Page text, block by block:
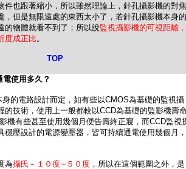
件也跟著縮小，所以雖然理論上，針孔攝影機的對焦
，但是無限遠處的東西太小了，若針孔攝影機本身的
的物體就看不到了；所以說監視攝影機的可視距離，
度成正比。
TOP
電使用多久？
的電路設計而定，如有些以CMOS為基礎的監視攝
的技術，使用上一般都較以CCD為基礎的監影機壽
機有些甚至使用幾個月便告壽終正寢，而CCD監視
穩壓設計的電源變壓器，皆可持續通電使用幾個月，
為攝氏－１０度∼５０度 ，所以在這個範圍之外，是